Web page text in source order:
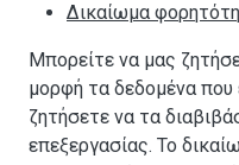
Δικαίωμα
Μπορείτε να μας
μορφή τα δεδομένα που
ζητήσετε να τα
επεξεργασίας. Το